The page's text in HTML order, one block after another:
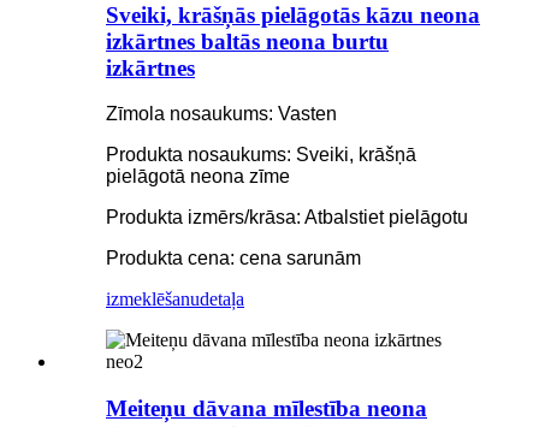
Sveiki, krāšņās pielāgotās kāzu neona
izkārtnes baltās neona burtu
izkārtnes
Zīmola nosaukums: Vasten
Produkta nosaukums: Sveiki, krāšņā
pielāgotā neona zīme
Produkta izmērs/krāsa: Atbalstiet pielāgotu
Produkta cena: cena sarunām
izmeklēšanudetaļa
Meiteņu dāvana mīlestība neona